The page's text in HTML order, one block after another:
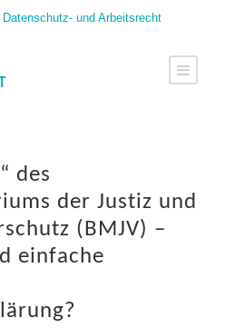
und Arbeitsrecht
des
der Justiz und
(BMJV) –
einfache